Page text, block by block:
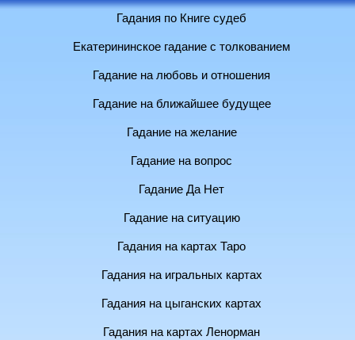
Гадания по Книге судеб
Екатерининское гадание с толкованием
Гадание на любовь и отношения
Гадание на ближайшее будущее
Гадание на желание
Гадание на вопрос
Гадание Да Нет
Гадание на ситуацию
Гадания на картах Таро
Гадания на игральных картах
Гадания на цыганских картах
Гадания на картах Ленорман